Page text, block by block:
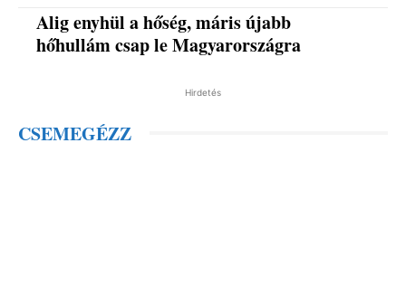
Alig enyhül a hőség, máris újabb
hőhullám csap le Magyarországra
Hirdetés
CSEMEGÉZZ